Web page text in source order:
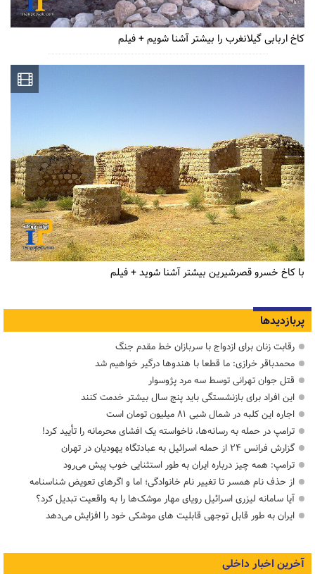
کاخ اربابی گیلانغرب را بیشتر آشنا شویم + فیلم
با کاخ خسرو قصرشیرین بیشتر آشنا شوید + فیلم
پربازدیدها
رقابت زنان برای ازدواج با سربازان خط مقدم جنگ
محمدباقر خرازی: ما قطعا با هندوها درگیر خواهیم شد
قتل جوان تهرانی توسط سه مرد پژوسوار
این افراد برای بازنشستگی باید پنج سال بیشتر خدمت کنند
اجاره این کلبه در شمال شبی ۸۱ میلیون تومان است
ترامپ در حمله‌ به رسانه‌ها، ناخواسته یک افشای محرمانه را تأیید کرد!
گزارش فرانس ۲۴ از حمله اسرائیل به عبادتگاه یهودیان در تهران
ترامپ: همه چیز درباره ایران به طور استثنایی خوب پیش می‌رود
از حذف نام همسر تا تغییر نام خانوادگی؛ اما و اگرهای تعویض شناسنامه
آیا سامانه لیزری اسرائیل رویای مهار موشک‌ها را به واقعیت تبدیل کرد؟
ایران به طور قابل توجهی قابلیت های موشکی خود را افزایش می‌دهد
آخرین اخبار داخلی